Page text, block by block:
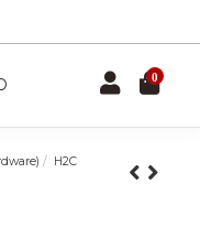
0
H2C